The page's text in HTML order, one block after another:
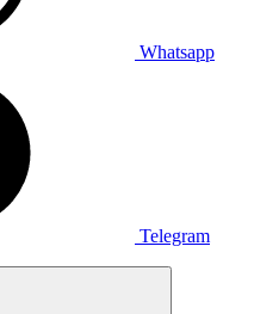
Whatsapp
Telegram